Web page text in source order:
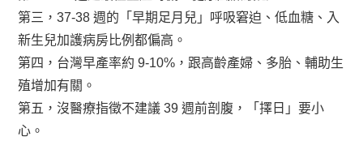
第三，37-38 週的「早期足月兒」呼吸窘迫、低血糖、入
新生兒加護病房比例都偏高。
第四，台灣早產率約 9-10%，跟高齡產婦、多胎、輔助生
殖增加有關。
第五，沒醫療指徵不建議 39 週前剖腹，「擇日」要小
心。